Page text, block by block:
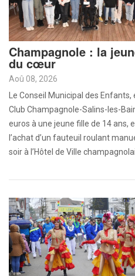
Champagnole : la
du cœur
Aoû 08, 2026
Le Conseil Municipal des
Club Champagnole-Salins-les-
euros à une jeune fille de 14 ans,
l’achat d’un fauteuil roulant
soir à l’Hôtel de Ville